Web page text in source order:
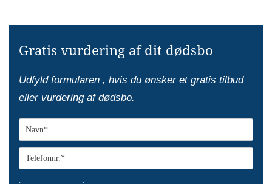
Gratis vurdering af dit dødsbo
Udfyld formularen , hvis du ønsker et gratis tilbud
eller vurdering af dødsbo.